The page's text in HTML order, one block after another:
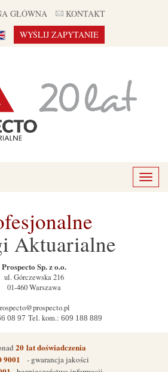
GŁÓWNA
KONTAKT
WYŚLIJ ZAPYTANIE
Toggle
Aktuarialne
Prospecto Sp. z o.o.
ul.Górczewska 216
01-460Warszawa
08 97 Tel. kom.: 609 188 889
20lat doświadczenia
9001 - gwarancja jakości